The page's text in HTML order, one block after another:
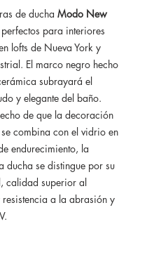
de ducha Modo New
para interiores
lofts de Nueva York y
El marco negro hecho
subrayará el
y elegante del baño.
de que la decoración
combina con el vidrio en
endurecimiento, la
ducha se distingue por su
calidad superior al
a la abrasión y